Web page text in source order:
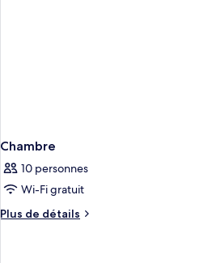
Chambre
10 personnes
Wi-Fi gratuit
Plus de détails
Plus